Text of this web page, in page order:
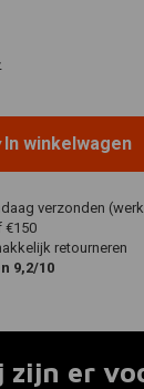
In winkelwagen
verzonden
€150
retourneren
9,2/10
zijn er